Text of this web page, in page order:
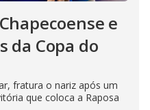
e
da Copa do
fratura o nariz após um
que coloca a Raposa